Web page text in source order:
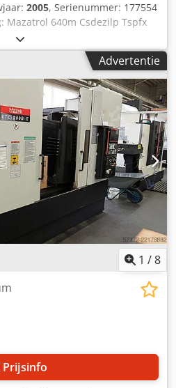
2005, Serienummer: 177554
Mazatrol 640m Csdezilp Tspfx
& Mazatrol
gereedschappen CAT-
Mazak
Koeling door de spil Voor
+ BTW Vervoer/levering
Advertentie
1 /8
Prijsinfo